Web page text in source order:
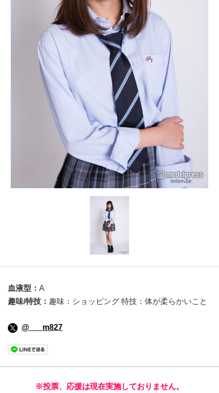
血液型： A
趣味/特技： 趣味：ショッピング 特技：体が柔らかいこと
@___m827
※投票、応援は現在実施しておりません。